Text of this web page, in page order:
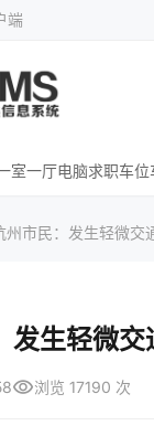
端
室一厅电脑求职车位
州市民：发生轻微
发生轻微
visibility浏览 17190 次